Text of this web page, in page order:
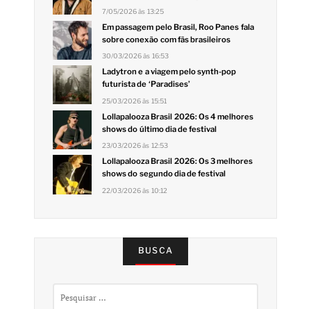
7/05/2026 às 13:25
Em passagem pelo Brasil, Roo Panes fala
sobre conexão com fãs brasileiros
30/03/2026 às 16:53
Ladytron e a viagem pelo synth-pop
futurista de ‘Paradises’
25/03/2026 às 15:51
Lollapalooza Brasil 2026: Os 4 melhores
shows do último dia de festival
23/03/2026 às 12:53
Lollapalooza Brasil 2026: Os 3 melhores
shows do segundo dia de festival
22/03/2026 às 10:12
BUSCA